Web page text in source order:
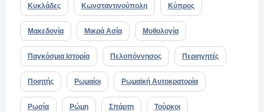
Κυκλάδες Κωνσταντινούπολη Κύπρος
Μακεδονία Μικρά Ασία Μυθολογία
Παγκόσμια Ιστορία Πελοπόννησος Περιηγητές
Ποιητής Ρωμαίοι Ρωμαϊκή Αυτοκρατορία
Ρωσία Ρώμη Σπάρτη Τούρκοι